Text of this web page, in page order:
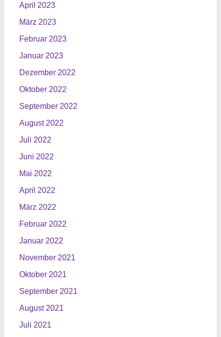
April 2023
März 2023
Februar 2023
Januar 2023
Dezember 2022
Oktober 2022
September 2022
August 2022
Juli 2022
Juni 2022
Mai 2022
April 2022
März 2022
Februar 2022
Januar 2022
November 2021
Oktober 2021
September 2021
August 2021
Juli 2021